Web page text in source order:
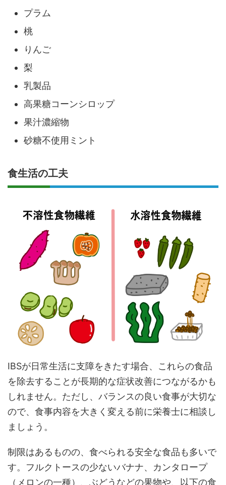
プラム
桃
りんご
梨
乳製品
高果糖コーンシロップ
果汁濃縮物
砂糖不使用ミント
食生活の工夫
IBSが日常生活に支障をきたす場合、これらの食品
を除去することが長期的な症状改善につながるかも
しれません。ただし、バランスの良い食事が大切な
ので、食事内容を大きく変える前に栄養士に相談し
ましょう。
制限はあるものの、食べられる安全な食品も多いで
す。フルクトースの少ないバナナ、カンタロープ
（メロンの一種）、ぶどうなどの果物や、以下の食